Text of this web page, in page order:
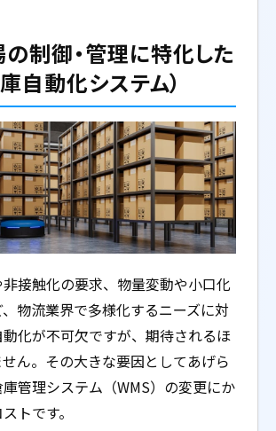
制御・管理に特化した
自動化システム）
接触化の要求、物量変動や小口化
物流業界で多様化するニーズに対
化が不可欠ですが、期待されるほ
ん。その大きな要因としてあげら
管理システム（WMS）の変更にか
トです。